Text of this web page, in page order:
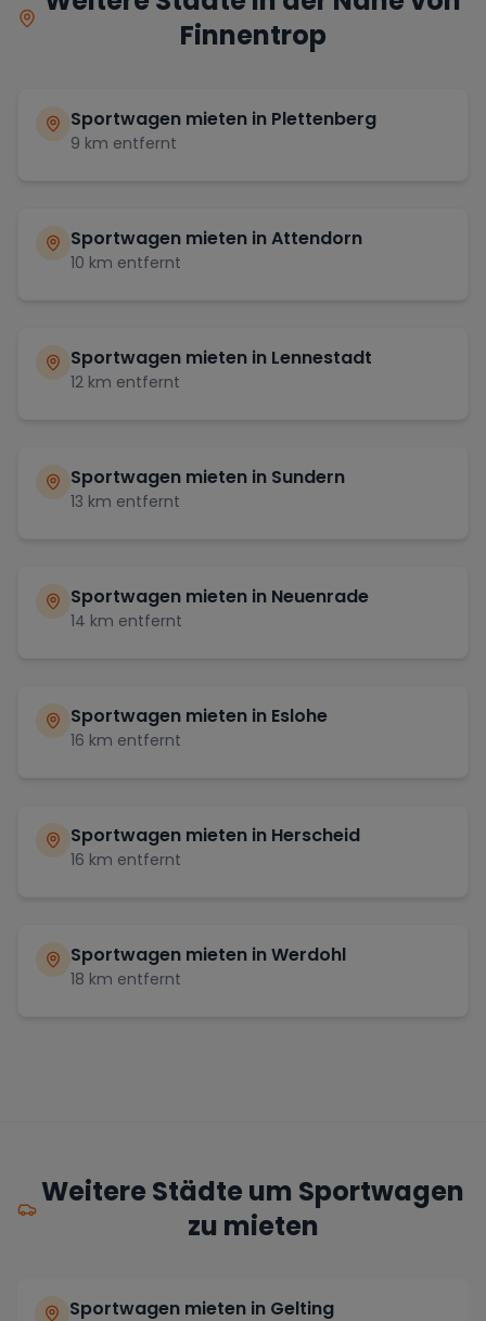
Finnentrop
Sportwagen mieten in Plettenberg
9 km entfernt
Sportwagen mieten inAttendorn
10 km entfernt
Sportwagen mieten in Lennestadt
12 km entfernt
Sportwagen mieten in Sundern
13 km entfernt
Sportwagen mieten in Neuenrade
14 km entfernt
Sportwagen mieten in Eslohe
16 km entfernt
Sportwagen mieten in Herscheid
16 km entfernt
Sportwagen mieten inWerdohl
18 km entfernt
Weitere Städte um Sportwagen
zu mieten
Sportwagen mieten in Gelting